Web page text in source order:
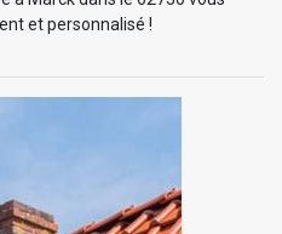
et personnalisé !